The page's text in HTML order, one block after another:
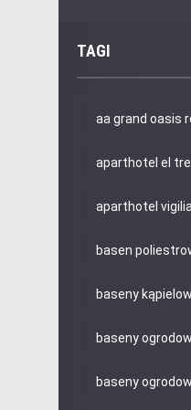
TAGI
aa grand oasis
aparthotel el
aparthotel
basen
baseny
baseny
baseny